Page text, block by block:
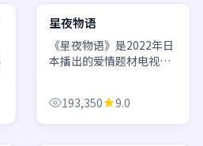
过日韩电影电视剧...
日本
星夜物语
《星夜物语》是2022年日
本播出的爱情题材电视
等主演。职场新人与前辈
的羁绊故事，温暖治愈，
193,350 9.0